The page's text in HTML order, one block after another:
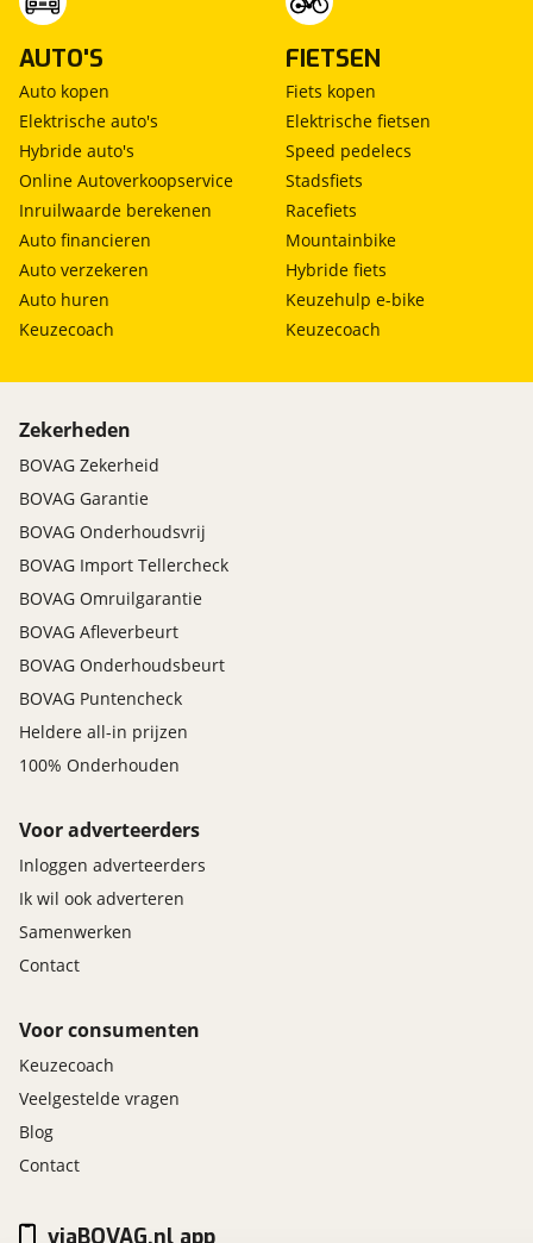
AUTO'S
Auto kopen
Elektrische auto's
Hybride auto's
Online Autoverkoopservice
Inruilwaarde berekenen
Auto financieren
Auto verzekeren
Auto huren
Keuzecoach
FIETSEN
Fiets kopen
Elektrische fietsen
Speed pedelecs
Stadsfiets
Racefiets
Mountainbike
Hybride fiets
Keuzehulp e-bike
Keuzecoach
Zekerheden
BOVAG Zekerheid
BOVAG Garantie
BOVAG Onderhoudsvrij
BOVAG Import Tellercheck
BOVAG Omruilgarantie
BOVAG Afleverbeurt
BOVAG Onderhoudsbeurt
BOVAG Puntencheck
Heldere all-in prijzen
100% Onderhouden
Voor adverteerders
Inloggen adverteerders
Ik wil ook adverteren
Samenwerken
Contact
Voor consumenten
Keuzecoach
Veelgestelde vragen
Blog
Contact
viaBOVAG.nl app